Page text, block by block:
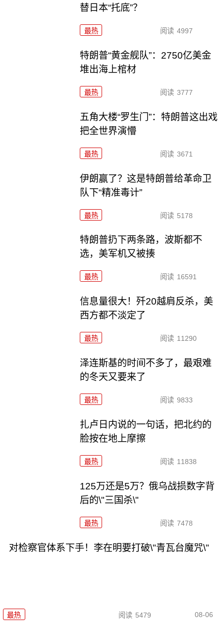
替日本“托底”？
最热 阅读 4997
特朗普“黄金舰队”：2750亿美金
堆出海上棺材
最热 阅读 3777
五角大楼“罗生门”：特朗普这出戏
把全世界演懵
最热 阅读 3671
伊朗赢了？这是特朗普给革命卫
队下“精准毒计”
最热 阅读 5178
特朗普扔下两条路，波斯都不
选，美军机又被揍
最热 阅读 16591
信息量很大！歼20越肩反杀，美
西方都不淡定了
最热 阅读 11290
泽连斯基的时间不多了，最艰难
的冬天又要来了
最热 阅读 9833
扎卢日内说的一句话，把北约的
脸按在地上摩擦
最热 阅读 11838
125万还是5万？俄乌战损数字背
后的\"三国杀\"
最热 阅读 7478
对检察官体系下手！李在明要打破\"青瓦台魔咒\"
最热 阅读 5479 08-06